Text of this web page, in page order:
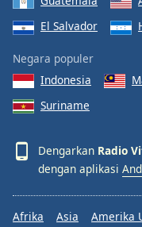
Dialog
End
dialog
window.
El Salvador
Negara populer
Indonesia
Suriname
Dengarkan Radio
dengan aplikasi
Afrika Asia Amerika